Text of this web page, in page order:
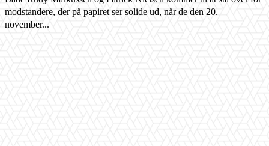
modstandere, der på papiret ser solide ud, når de den 20.
november...